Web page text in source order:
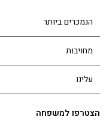
הנמכרים ביותר
מחויבות
עלינו
הצטרפו למשפחה